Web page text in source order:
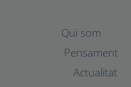
Qui som
Pensament
Actualitat